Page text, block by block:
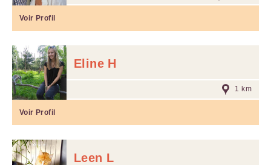
Voir Profil
Eline H
1 km
Voir Profil
Leen L